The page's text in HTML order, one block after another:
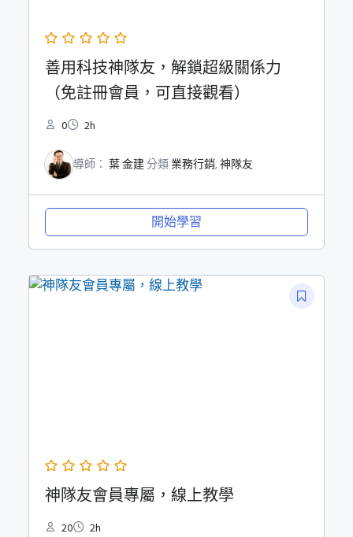
善用科技神隊友，解鎖超級關係力
（免註冊會員，可直接觀看）
0 2h
導師： 葉 金建分類 業務行銷,神隊友
開始學習
神隊友會員專屬，線上教學
20 2h